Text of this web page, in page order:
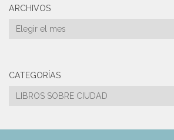
ARCHIVOS
Archivos
CATEGORÍAS
Categorías